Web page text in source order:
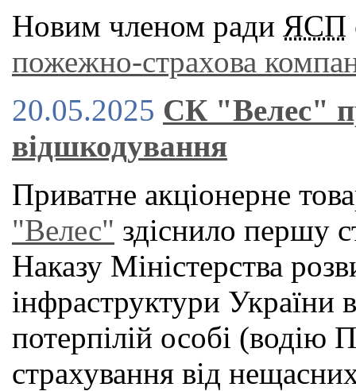
Новим членом ради ЯСП
пожежно-страхова
20.05.2025 СК "Велес"
відшкодування
Приватне акціонерне
"Велес" здіснило першу
Наказу Міністерства
інфраструктури
потерпілій особі (водію
страхування від